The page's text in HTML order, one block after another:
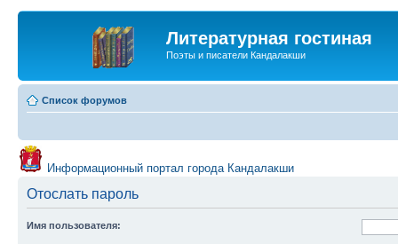
Литературная гостиная
Поэты и писатели Кандалакши
Список форумов
Информационный портал города Кандалакши
Отослать пароль
Имя пользователя: